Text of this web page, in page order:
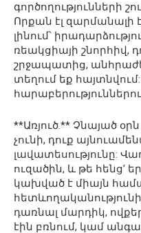
գործողությունների
Որքան էլ զարմանալի
լինում՝
ռեակցիայի շնորհիվ,
շրջապատից,
տեղում եք
**Առյուծ.** Չնայած
չունի, դուք
լավատեսությունը:
ուզածին, և թե հենց’
կախված է միայն
դառնալ մարդիկ,
էին բռնում, կամ